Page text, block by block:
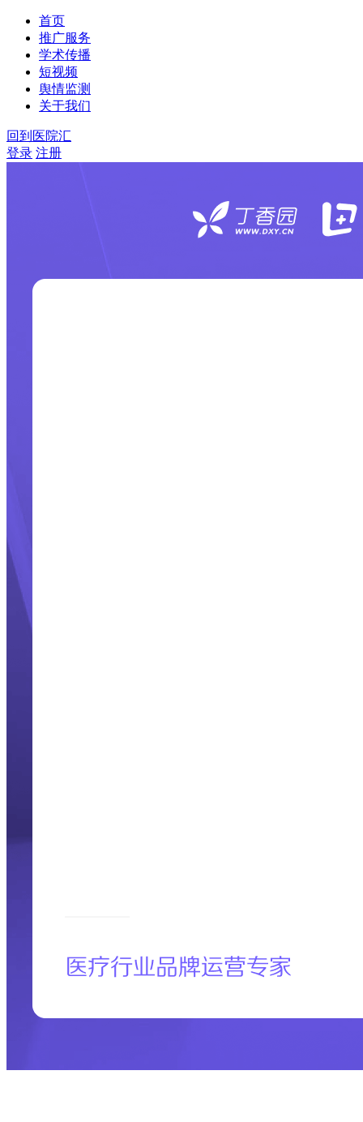
首页
推广服务
学术传播
短视频
舆情监测
关于我们
回到医院汇
登录 注册